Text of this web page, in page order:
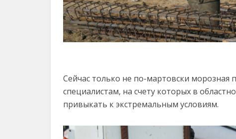
Сейчас только не по-мартовски морозная
специалистам, на счету которых в
привыкать к экстремальным условиям.